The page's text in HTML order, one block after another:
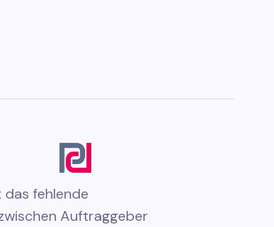
das fehlende
Auftraggeber